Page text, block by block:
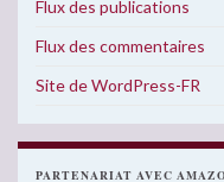
Flux des publications
Flux des commentaires
Site de WordPress-FR
PARTENARIAT AVEC